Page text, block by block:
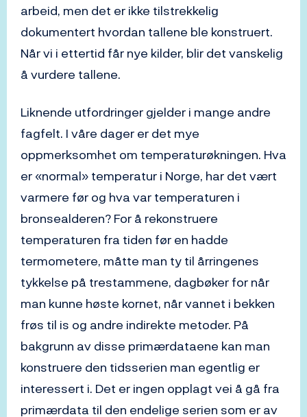
arbeid, men det er ikke tilstrekkelig
dokumentert hvordan tallene ble konstruert.
Når vi i ettertid får nye kilder, blir det vanskelig
å vurdere tallene.
Liknende utfordringer gjelder i mange andre
fagfelt. I våre dager er det mye
oppmerksomhet om temperaturøkningen. Hva
er «normal» temperatur i Norge, har det vært
varmere før og hva var temperaturen i
bronsealderen? For å rekonstruere
temperaturen fra tiden før en hadde
termometere, måtte man ty til årringenes
tykkelse på trestammene, dagbøker for når
man kunne høste kornet, når vannet i bekken
frøs til is og andre indirekte metoder. På
bakgrunn av disse primærdataene kan man
konstruere den tidsserien man egentlig er
interessert i. Det er ingen opplagt vei å gå fra
primærdata til den endelige serien som er av